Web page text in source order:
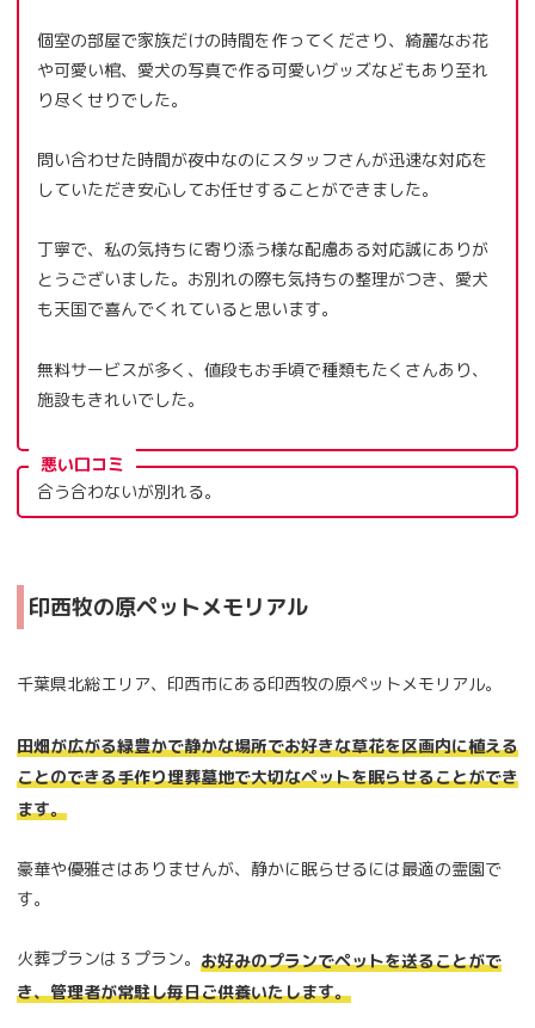
個室の部屋で家族だけの時間を作ってくださり、綺麗なお花
や可愛い棺、愛犬の写真で作る可愛いグッズなどもあり至れ
り尽くせりでした。
問い合わせた時間が夜中なのにスタッフさんが迅速な対応を
していただき安心してお任せすることができました。
丁寧で、私の気持ちに寄り添う様な配慮ある対応誠にありが
とうございました。お別れの際も気持ちの整理がつき、愛犬
も天国で喜んでくれていると思います。
無料サービスが多く、値段もお手頃で種類もたくさんあり、
施設もきれいでした。
悪い口コミ
合う合わないが別れる。
印西牧の原ペットメモリアル
千葉県北総エリア、印西市にある印西牧の原ペットメモリアル。
田畑が広がる緑豊かで静かな場所でお好きな草花を区画内に植える
ことのできる手作り埋葬墓地で大切なペットを眠らせることができ
ます。
豪華や優雅さはありませんが、静かに眠らせるには最適の霊園で
す。
火葬プランは３プラン。 お好みのプランでペットを送ることがで
き、管理者が常駐し毎日ご供養いたします。